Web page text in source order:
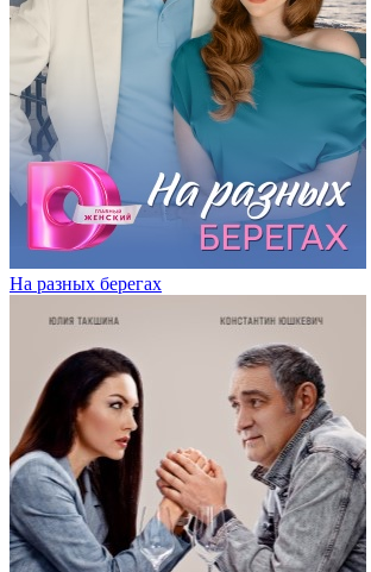
На разных берегах